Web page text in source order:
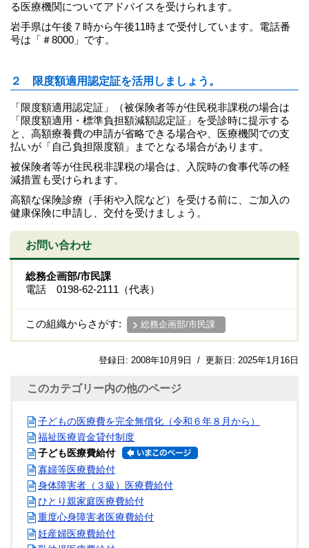
る医療機関についてアドバイスを受けられます。
岩手県は午後７時から午後11時まで受付しています。電話番
号は「＃8000」です。
２ 限度額適用認定証を活用しましょう。
「限度額適用認定証」（被保険者等が住民税非課税の場合は
「限度額適用・標準負担額減額認定証」を受診時に提示する
と、高額療養費の申請が省略できる場合や、医療機関での支
払いが「自己負担限度額」までとなる場合があります。
被保険者等が住民税非課税の場合は、入院時の食事代等の軽
減措置も受けられます。
高額な保険診療（手術や入院など）を受ける前に、ご加入の
健康保険に申請し、交付を受けましょう。
お問い合わせ
総務企画部/市民課
電話 0198-62-2111（代表）
この組織からさがす: 総務企画部/市民課
登録日: 2008年10月9日 / 更新日: 2025年1月16日
このカテゴリー内の他のページ
子どもの医療費を完全無償化（令和６年８月から）
福祉医療資金貸付制度
子ども医療費給付
寡婦等医療費給付
身体障害者（３級）医療費給付
ひとり親家庭医療費給付
重度心身障害者医療費給付
妊産婦医療費給付